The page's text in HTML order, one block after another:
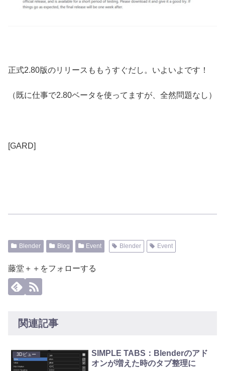
正式2.80版のリリースももうすぐだし。いよいよです！
（既に仕事で2.80ベータを使ってますが、全然問題なし）
[GARD]
Blender Blog Event Blender Event
藤堂＋＋をフォローする
関連記事
3Dビュー
SIMPLE TABS：Blenderのアド
オンが増えた時のタブ整理に